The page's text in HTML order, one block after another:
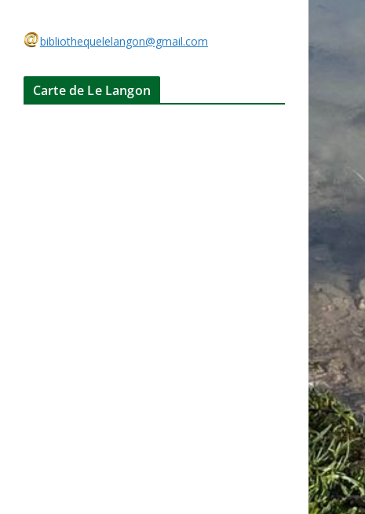
bibliothequelelangon@gmail.com
Carte de Le Langon